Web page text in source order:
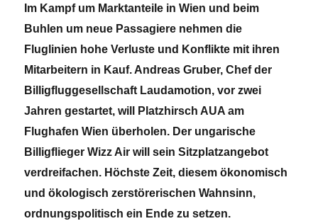
Im Kampf um Marktanteile in Wien und beim
Buhlen um neue Passagiere nehmen die
Fluglinien hohe Verluste und Konflikte mit ihren
Mitarbeitern in Kauf. Andreas Gruber, Chef der
Billigfluggesellschaft Laudamotion, vor zwei
Jahren gestartet, will Platzhirsch AUA am
Flughafen Wien überholen. Der ungarische
Billigflieger Wizz Air will sein Sitzplatzangebot
verdreifachen. Höchste Zeit, diesem ökonomisch
und ökologisch zerstörerischen Wahnsinn,
ordnungspolitisch ein Ende zu setzen.